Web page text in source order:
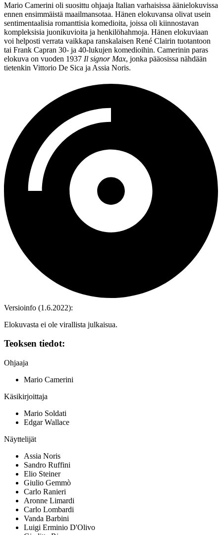
Mario Camerini oli suosittu ohjaaja Italian varhaisissa äänielokuvissa
ennen ensimmäistä maailmansotaa. Hänen elokuvansa olivat usein
sentimentaalisia romanttisia komedioita, joissa oli kiinnostavan
kompleksisia juonikuvioita ja henkilöhahmoja. Hänen elokuviaan
voi helposti verrata vaikkapa ranskalaisen René Clairin tuotantoon
tai Frank Capran 30‑ ja 40‑lukujen komedioihin. Camerinin paras
elokuva on vuoden 1937 Il signor Max, jonka pääosissa nähdään
tietenkin Vittorio De Sica ja Assia Noris.
Versioinfo (1.6.2022):
Elokuvasta ei ole virallista julkaisua.
Teoksen tiedot:
Ohjaaja
Mario Camerini
Käsikirjoittaja
Mario Soldati
Edgar Wallace
Näyttelijät
Assia Noris
Sandro Ruffini
Elio Steiner
Giulio Gemmò
Carlo Ranieri
Aronne Limardi
Carlo Lombardi
Vanda Barbini
Luigi Erminio D'Olivo